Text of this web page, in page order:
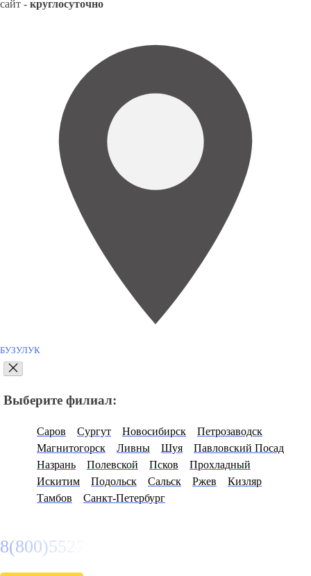
сайт - круглосуточно
БУЗУЛУК
Выберите филиал:
Саров Сургут Новосибирск
Петрозаводск
Магнитогорск
Ливны Шуя
Павловский Посад
Назрань
Полевской Псков
Прохладный
Искитим
Подольск Сальск Ржев
Кизляр
Тамбов
Санкт-Петербург
8(800)5527584